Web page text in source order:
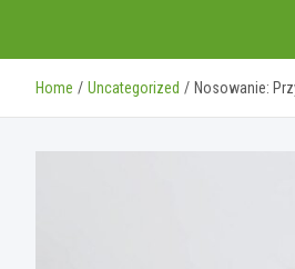
Home Uncategorized Nosowanie: